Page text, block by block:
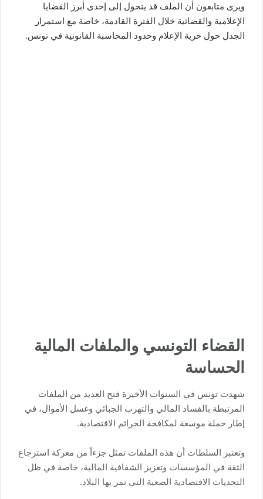
ويرى متابعون أن الملف قد يتحول إلى إحدى أبرز القضايا
الإعلامية والقضائية خلال الفترة القادمة، خاصة مع استمرار
الجدل حول حرية الإعلام وحدود المحاسبة القانونية في تونس.
القضاء التونسي والملفات المالية
الحساسة
شهدت تونس في السنوات الأخيرة فتح العديد من الملفات
المرتبطة بالفساد المالي والتهرب الجبائي وغسل الأموال، في
إطار حملة موسعة لمكافحة الجرائم الاقتصادية.
وتعتبر السلطات أن هذه الملفات تمثل جزءاً من معركة استرجاع
الثقة في المؤسسات وتعزيز الشفافية المالية، خاصة في ظل
التحديات الاقتصادية الصعبة التي تمر بها البلاد.